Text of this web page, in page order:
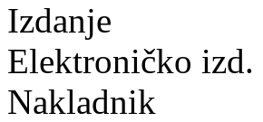
Izdanje
Elektroničko
Nakladnik